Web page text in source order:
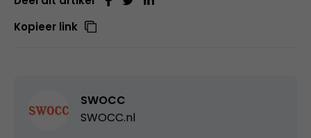
Kopieer link
SWOCC
SWOCC.nl